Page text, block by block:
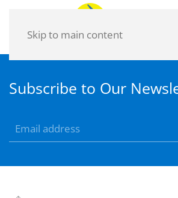
Skip to main content
Subscribe to Our